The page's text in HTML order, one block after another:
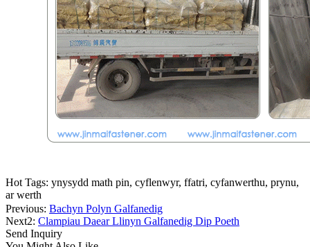
Hot Tags: ynysydd math pin, cyflenwyr, ffatri, cyfanwerthu, prynu,
ar werth
Previous: Bachyn Polyn Galfanedig
Next2: Clampiau Daear Llinyn Galfanedig Dip Poeth
Send Inquiry